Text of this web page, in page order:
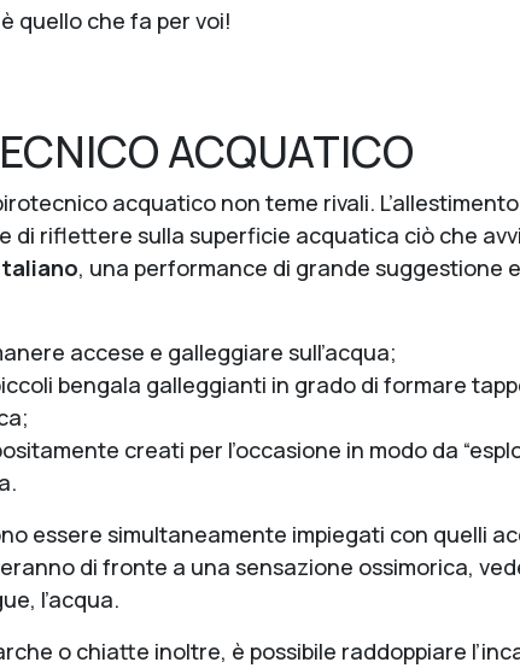
quello che fa per voi!
ACQUATICO
acquatico non teme rivali.
di riflettere sulla superficie acquatica ciò che
, una performance di grande suggestione
accese e galleggiare sull’acqua;
bengala galleggianti in grado di formare
creati per l’occasione in modo da
essere simultaneamente impiegati con quelli
di fronte a una sensazione ossimorica,
l’acqua.
o chiatte inoltre, è possibile raddoppiare